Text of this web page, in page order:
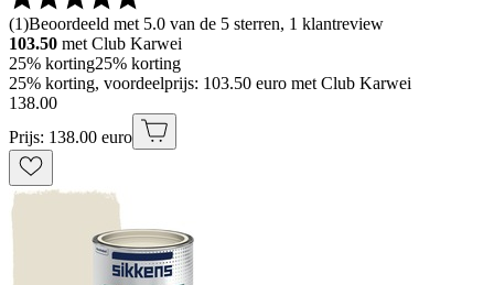
(1)Beoordeeld met 5.0 van de 5 sterren, 1 klantreview
103.50 met Club Karwei
25% korting25% korting
25% korting, voordeelprijs: 103.50 euro met Club Karwei
138.00
Prijs: 138.00 euro